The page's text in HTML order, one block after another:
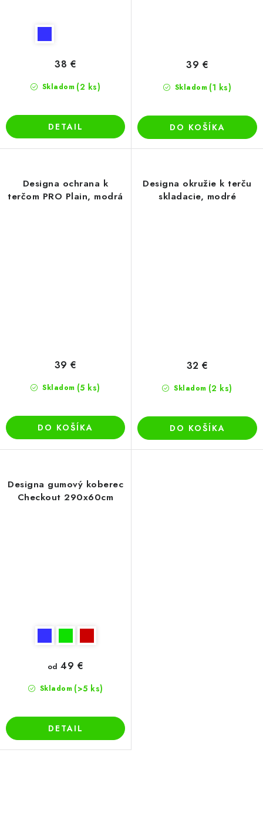
Skladom (2 ks)
38 €
DETAIL
Skladom (1 ks)
39 €
DO KOŠÍKA
Designa ochrana k
terčom PRO Plain, modrá
Skladom (5 ks)
39 €
DO KOŠÍKA
Designa okružie k terču
skladacie, modré
Skladom (2 ks)
32 €
DO KOŠÍKA
Designa gumový koberec
Checkout 290x60cm
Skladom (>5 ks)
od 49 €
DETAIL